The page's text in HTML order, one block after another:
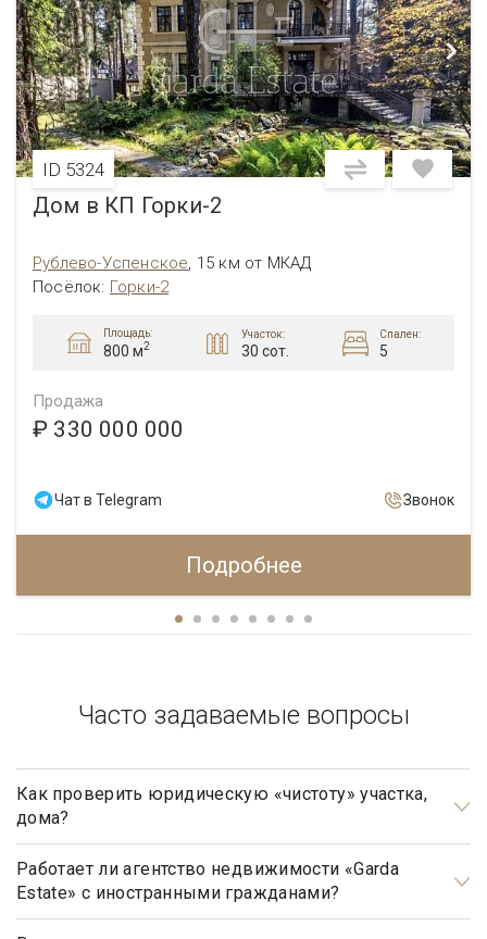
ID 5324
Дом в КП Горки-2
Рублево-Успенское, 15 км от МКАД
Посёлок: Горки-2
Площадь:
800 м2
Участок:
30 сот.
Спален:
5
Продажа
₽ 330 000 000
Чат в Telegram Звонок
Подробнее
Часто задаваемые вопросы
Как проверить юридическую «чистоту» участка,
дома?
Проверка юридической «чистоты» важнейшая задача при
подготовке к сделке.
В каждом отдельном случае проверка индивидуальна и
Работает ли агентство недвижимости «Garda
Estate» с иностранными гражданами?
Да, наше агентство недвижимости, работает с